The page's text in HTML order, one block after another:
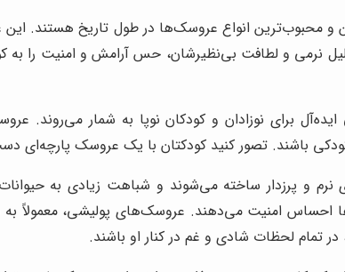
و محبوب‌ترین انواع عروسک‌ها در طول تاریخ هستند.
نرمی و لطافت بی‌نظیرشان، حس آرامش و امنیت را
برای نوزادان و کودکان نوپا به شمار می‌روند.
کودکی باشند. تصور کنید کودکتان با یک عروسک
و پرزدار ساخته می‌شوند و شباهت زیادی به
احساس امنیت می‌دهند. عروسک‌های پولیشی، معمولاً
تمام لحظات شادی و غم در کنار او باشند.